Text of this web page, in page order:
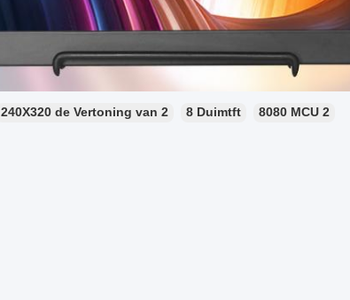
240X320 de Vertoning van 2 8 Duimtft 8080 MCU 2